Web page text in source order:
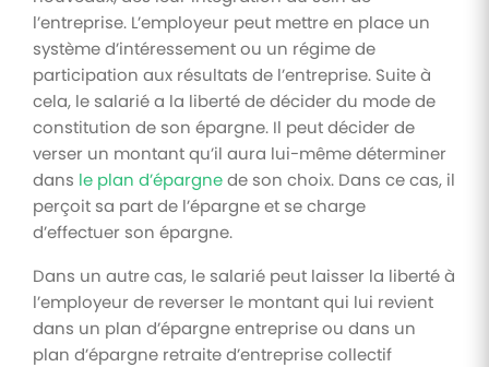
l’entreprise. L’employeur peut mettre en place un
système d’intéressement ou un régime de
participation aux résultats de l’entreprise. Suite à
cela, le salarié a la liberté de décider du mode de
constitution de son épargne. Il peut décider de
verser un montant qu’il aura lui-même déterminer
dans le plan d’épargnede son choix. Dans ce cas, il
perçoit sa part de l’épargne et se charge
d’effectuer son épargne.
Dans un autre cas, le salarié peut laisser la liberté à
l’employeur de reverser le montant qui lui revient
dans un plan d’épargne entreprise ou dans un
plan d’épargne retraite d’entreprise collectif